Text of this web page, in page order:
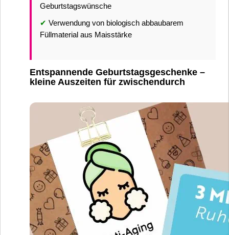
Geburtstagswünsche
✔ Verwendung von biologisch abbaubarem
Füllmaterial aus Maisstärke
Entspannende Geburtstagsgeschenke –
kleine Auszeiten für zwischendurch